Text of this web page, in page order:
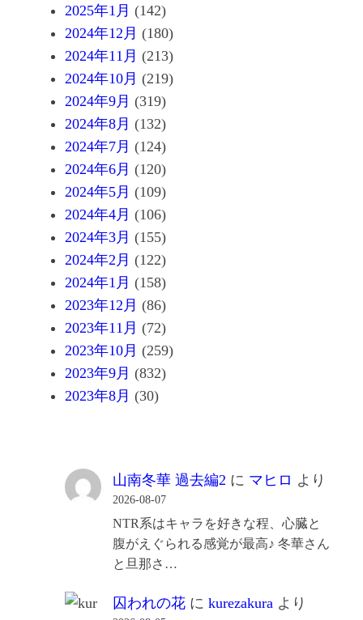
2025年1月 (142)
2024年12月 (180)
2024年11月 (213)
2024年10月 (219)
2024年9月 (319)
2024年8月 (132)
2024年7月 (124)
2024年6月 (120)
2024年5月 (109)
2024年4月 (106)
2024年3月 (155)
2024年2月 (122)
2024年1月 (158)
2023年12月 (86)
2023年11月 (72)
2023年10月 (259)
2023年9月 (832)
2023年8月 (30)
山南冬華 過去編2 に マヒロ より
2026-08-07
NTR系はキャラを好きな程、心臓と
腹がえぐられる感覚が最高♪ 冬華さん
と旦那さ…
囚われの花に kurezakuraより